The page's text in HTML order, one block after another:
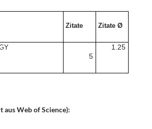
Zitate Zitate Ø
5
1.25
Web of Science):